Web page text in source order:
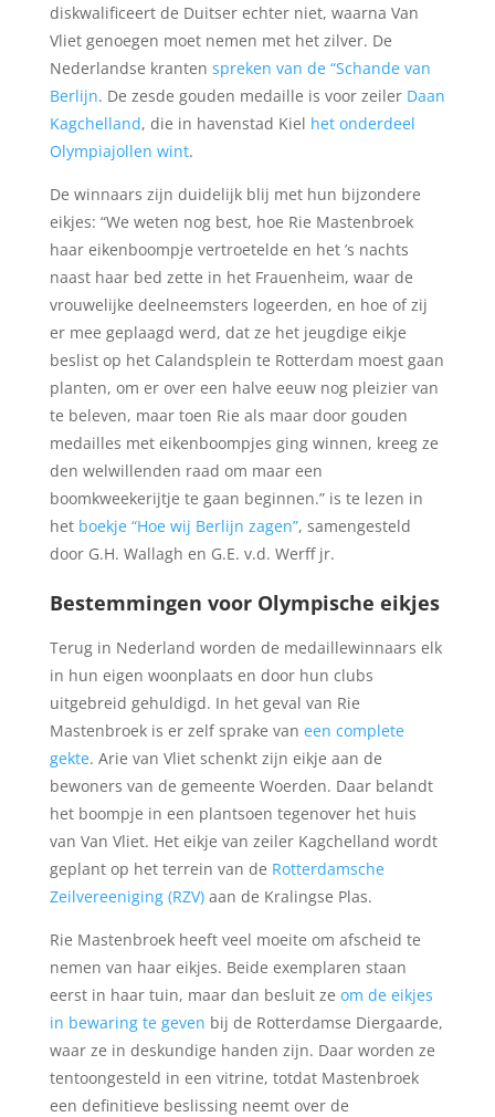
diskwalificeert de Duitser echter niet, waarna Van
Vliet genoegen moet nemen met het zilver. De
Nederlandse kranten spreken van de “Schande van
Berlijn. De zesde gouden medaille is voor zeiler Daan
Kagchelland, die in havenstad Kiel het onderdeel
Olympiajollen wint.
De winnaars zijn duidelijk blij met hun bijzondere
eikjes: “We weten nog best, hoe Rie Mastenbroek
haar eikenboompje vertroetelde en het ’s nachts
naast haar bed zette in het Frauenheim, waar de
vrouwelijke deelneemsters logeerden, en hoe of zij
er mee geplaagd werd, dat ze het jeugdige eikje
beslist op het Calandsplein te Rotterdam moest gaan
planten, om er over een halve eeuw nog pleizier van
te beleven, maar toen Rie als maar door gouden
medailles met eikenboompjes ging winnen, kreeg ze
den welwillenden raad om maar een
boomkweekerijtje te gaan beginnen.” is te lezen in
het boekje “Hoe wij Berlijn zagen”, samengesteld
door G.H. Wallagh en G.E. v.d. Werff jr.
Bestemmingen voor Olympische eikjes
Terug in Nederland worden de medaillewinnaars elk
in hun eigen woonplaats en door hun clubs
uitgebreid gehuldigd. In het geval van Rie
Mastenbroek is er zelf sprake van een complete
gekte. Arie van Vliet schenkt zijn eikje aan de
bewoners van de gemeente Woerden. Daar belandt
het boompje in een plantsoen tegenover het huis
van Van Vliet. Het eikje van zeiler Kagchelland wordt
geplant op het terrein van de Rotterdamsche
Zeilvereeniging (RZV)aan de Kralingse Plas.
Rie Mastenbroek heeft veel moeite om afscheid te
nemen van haar eikjes. Beide exemplaren staan
eerst in haar tuin, maar dan besluit ze om de eikjes
in bewaring te geven bij de Rotterdamse Diergaarde,
waar ze in deskundige handen zijn. Daar worden ze
tentoongesteld in een vitrine, totdat Mastenbroek
een definitieve beslissing neemt over de